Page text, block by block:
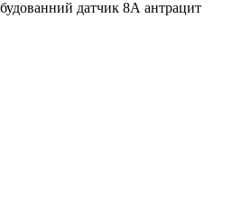
датчик 8А антрацит